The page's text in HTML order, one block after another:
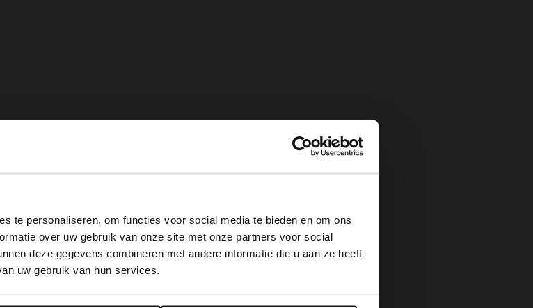
te personaliseren, om functies voor social media te bieden en om ons
over uw gebruik van onze site met onze partners voor social
deze gegevens combineren met andere informatie die u aan ze heeft
uw gebruik van hun services.
×
isn't Dutch. Would you like to